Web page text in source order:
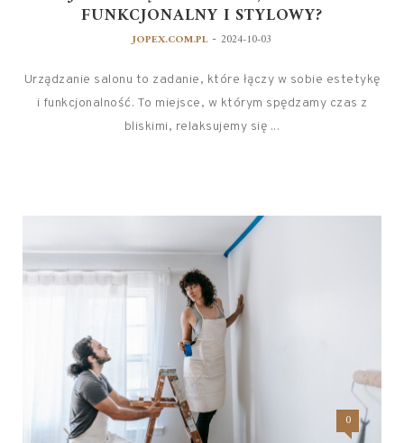
FUNKCJONALNY I STYLOWY?
JOPEX.COM.PL - 2024-10-03
Urządzanie salonu to zadanie, które łączy w sobie estetykę
i funkcjonalność. To miejsce, w którym spędzamy czas z
bliskimi, relaksujemy się ...
0